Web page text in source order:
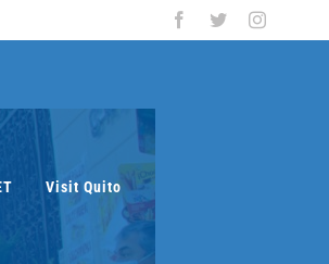
Facebook
Twitter
Visit Quito